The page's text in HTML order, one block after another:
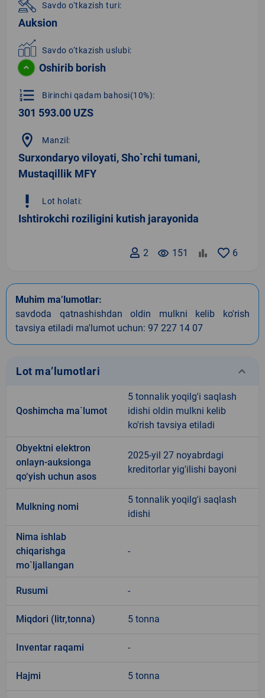
Savdo o‘tkazish turi:
Auksion
Savdo o‘tkazish uslubi:
Oshirib borish
format_list_numbered Birinchi qadam bahosi(10%):
301 593.00 UZS
location_on Manzil:
Surxondaryo viloyati, Sho`rchi tumani,
Mustaqillik MFY
priority_high Lot holati:
Ishtirokchi roziligini kutish jarayonida
6
remove_red_eye 151
2
Muhim ma’lumotlar:
savdoda qatnashishdan oldin mulkni kelib ko'rish
tavsiya etiladi ma'lumot uchun: 97 227 14 07
Lot ma’lumotlari keyboard_arrow_down
Qoshimcha ma`lumot
5 tonnalik yoqilg'i saqlash
idishi oldin mulkni kelib
ko'rish tavsiya etiladi
Obyektni elektron
onlayn-auksionga
qo‘yish uchun asos
2025-yil 27 noyabrdagi
kreditorlar yig'ilishi bayoni
Mulkning nomi
5 tonnalik yoqilg'i saqlash
idishi
Nima ishlab
chiqarishga
mo`ljallangan
-
Rusumi -
Miqdori (litr,tonna) 5 tonna
Inventar raqami -
Hajmi 5 tonna